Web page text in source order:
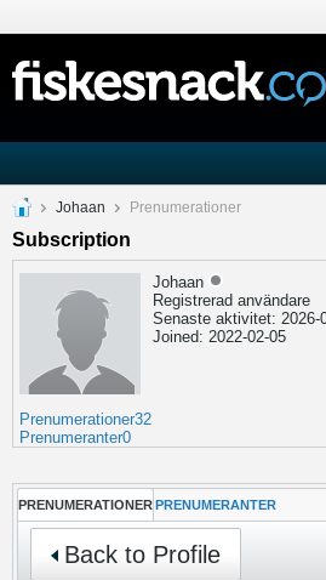
Johaan Prenumerationer
Subscription
Johaan
Registrerad användare
Senaste aktivitet: 2026-
Joined: 2022-02-05
Prenumerationer32
Prenumeranter0
PRENUMERATIONER PRENUMERANTER
Back to Profile